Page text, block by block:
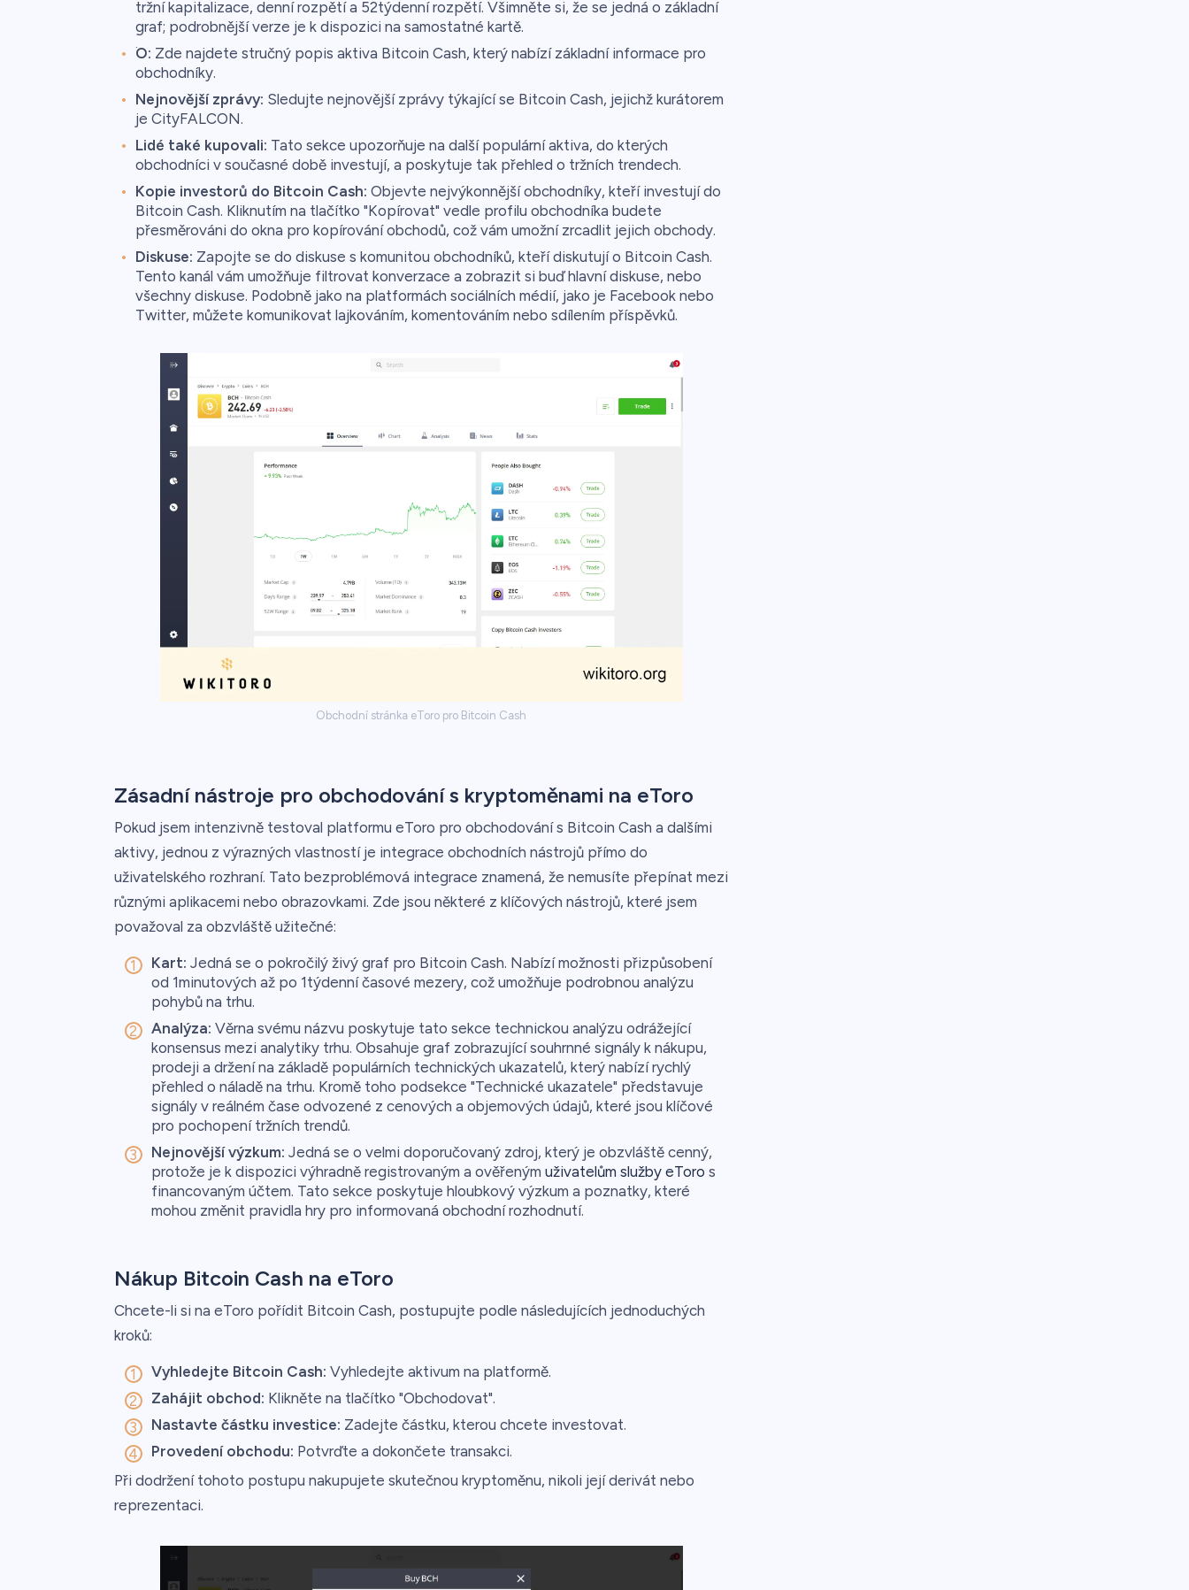
tržní kapitalizace, denní rozpětí a 52týdenní rozpětí. Všimněte si, že se jedná o základní
graf; podrobnější verze je k dispozici na samostatné kartě.
.
O: Zde najdete stručný popis aktiva Bitcoin Cash, který nabízí základní informace pro
obchodníky.
Nejnovější zprávy: Sledujte nejnovější zprávy týkající se Bitcoin Cash, jejichž kurátorem
je CityFALCON.
Lidé také kupovali: Tato sekce upozorňuje na další populární aktiva, do kterých
obchodníci v současné době investují, a poskytuje tak přehled o tržních trendech.
Kopie investorů do Bitcoin Cash: Objevte nejvýkonnější obchodníky, kteří investují do
Bitcoin Cash. Kliknutím na tlačítko "Kopírovat" vedle profilu obchodníka budete
přesměrováni do okna pro kopírování obchodů, což vám umožní zrcadlit jejich obchody.
Diskuse: Zapojte se do diskuse s komunitou obchodníků, kteří diskutují o Bitcoin Cash.
Tento kanál vám umožňuje filtrovat konverzace a zobrazit si buď hlavní diskuse, nebo
všechny diskuse. Podobně jako na platformách sociálních médií, jako je Facebook nebo
Twitter, můžete komunikovat lajkováním, komentováním nebo sdílením příspěvků.
Obchodní stránka eToro pro Bitcoin Cash
Zásadní nástroje pro obchodování s kryptoměnami na eToro
Pokud jsem intenzivně testoval platformu eToro pro obchodování s Bitcoin Cash a dalšími
aktivy, jednou z výrazných vlastností je integrace obchodních nástrojů přímo do
uživatelského rozhraní. Tato bezproblémová integrace znamená, že nemusíte přepínat mezi
různými aplikacemi nebo obrazovkami. Zde jsou některé z klíčových nástrojů, které jsem
považoval za obzvláště užitečné:
Kart: Jedná se o pokročilý živý graf pro Bitcoin Cash. Nabízí možnosti přizpůsobení
od 1minutových až po 1týdenní časové mezery, což umožňuje podrobnou analýzu
pohybů na trhu.
Analýza: Věrna svému názvu poskytuje tato sekce technickou analýzu odrážející
konsensus mezi analytiky trhu. Obsahuje graf zobrazující souhrnné signály k nákupu,
prodeji a držení na základě populárních technických ukazatelů, který nabízí rychlý
přehled o náladě na trhu. Kromě toho podsekce "Technické ukazatele" představuje
signály v reálném čase odvozené z cenových a objemových údajů, které jsou klíčové
pro pochopení tržních trendů.
Nejnovější výzkum: Jedná se o velmi doporučovaný zdroj, který je obzvláště cenný,
protože je k dispozici výhradně registrovaným a ověřeným uživatelům služby eToro s
financovaným účtem. Tato sekce poskytuje hloubkový výzkum a poznatky, které
mohou změnit pravidla hry pro informovaná obchodní rozhodnutí.
Nákup Bitcoin Cash na eToro
Chcete-li si na eToro pořídit Bitcoin Cash, postupujte podle následujících jednoduchých
kroků:
Vyhledejte Bitcoin Cash: Vyhledejte aktivum na platformě.
Zahájit obchod: Klikněte na tlačítko "Obchodovat".
Nastavte částku investice: Zadejte částku, kterou chcete investovat.
Provedení obchodu: Potvrďte a dokončete transakci.
Při dodržení tohoto postupu nakupujete skutečnou kryptoměnu, nikoli její derivát nebo
reprezentaci.